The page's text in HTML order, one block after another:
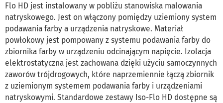
Flo HD jest instalowany w pobliżu stanowiska malowania
natryskowego. Jest on włączony pomiędzy uziemiony system
podawania farby a urządzenia natryskowe. Materiał
powłokowy jest pompowany z systemu podawania farby do
zbiornika farby w urządzeniu odcinającym napięcie. Izolacja
elektrostatyczna jest zachowana dzięki użyciu samoczynnych
zaworów trójdrogowych, które naprzemiennie łączą zbiornik
z uziemionym systemem podawania farby i urządzeniami
natryskowymi. Standardowe zestawy Iso-Flo HD dostępne są